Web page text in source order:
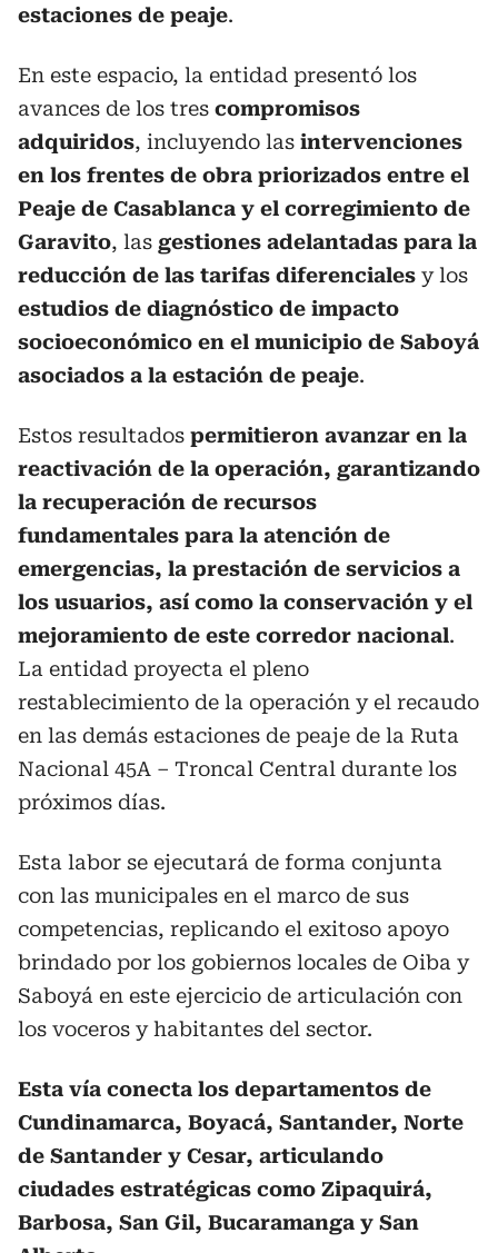
estaciones de peaje.
En este espacio, la entidad presentó los
avances de los tres compromisos
adquiridos, incluyendo las intervenciones
en los frentes de obra priorizados entre el
Peaje de Casablanca y el corregimiento de
Garavito, las gestiones adelantadas para la
reducción de las tarifas diferenciales y los
estudios de diagnóstico de impacto
socioeconómico en el municipio de Saboyá
asociados a la estación de peaje.
Estos resultados permitieron avanzar en la
reactivación de la operación, garantizando
la recuperación de recursos
fundamentales para la atención de
emergencias, la prestación de servicios a
los usuarios, así como la conservación y el
mejoramiento de este corredor nacional.
La entidad proyecta el pleno
restablecimiento de la operación y el recaudo
en las demás estaciones de peaje de la Ruta
Nacional 45A – Troncal Central durante los
próximos días.
Esta labor se ejecutará de forma conjunta
con las municipales en el marco de sus
competencias, replicando el exitoso apoyo
brindado por los gobiernos locales de Oiba y
Saboyá en este ejercicio de articulación con
los voceros y habitantes del sector.
Esta vía conecta los departamentos de
Cundinamarca, Boyacá, Santander, Norte
de Santander y Cesar, articulando
ciudades estratégicas como Zipaquirá,
Barbosa, San Gil, Bucaramanga y San